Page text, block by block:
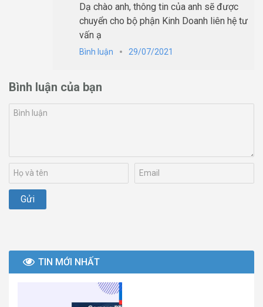
Dạ chào anh, thông tin của anh sẽ được
chuyển cho bộ phận Kinh Doanh liên hệ tư
vấn ạ
Bình luận 29/07/2021
Bình luận của bạn
TIN MỚI NHẤT